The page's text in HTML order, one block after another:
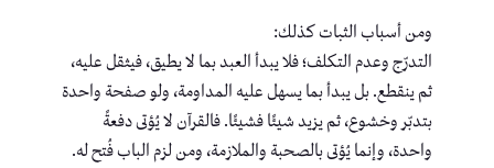
ومن أسباب الثبات كذلك:
التدرّج وعدم التكلف؛ فلا يبدأ العبد بما لا يطيق، فيثقل عليه،
ثم ينقطع. بل يبدأ بما يسهل عليه المداومة، ولو صفحة واحدة
بتدبّر وخشوع، ثم يزيد شيئًا فشيئًا. فالقرآن لا يُؤتى دفعةً
واحدة، وإنما يُؤتى بالصحبة والملازمة، ومن لزم الباب فُتح له.